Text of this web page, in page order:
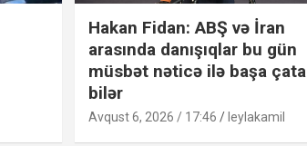
Hakan Fidan: ABŞ və İran
arasında danışıqlar bu gün
müsbət nəticə ilə başa çata
bilər
Avqust 6, 2026 / 17:46 leylakamil